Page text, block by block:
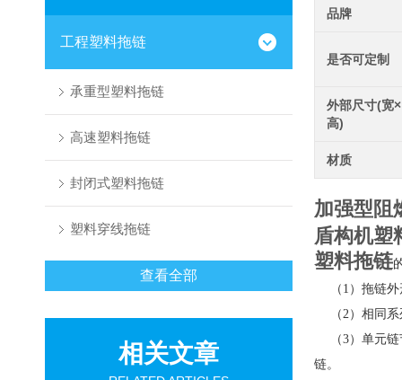
工程塑料拖链
承重型塑料拖链
高速塑料拖链
封闭式塑料拖链
塑料穿线拖链
查看全部
相关文章
品牌
是否可定制
外部尺寸(宽×
高)
材质
加强型阻
盾构机塑
塑料拖链
（1）拖链外
（2）相同系
（3）单元链
链。